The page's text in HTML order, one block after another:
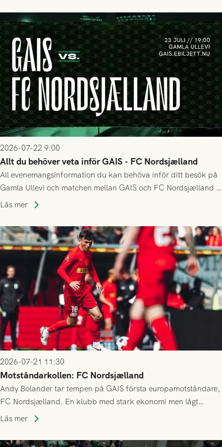
2026-07-22 9:00
Allt du behöver veta inför GAIS - FC Nordsjælland
All evenemangsinformation du kan behöva inför ditt besök på
Gamla Ullevi och matchen mellan GAIS och FC Nordsjælland i
kvalet till Conference League! Avspark kl 19.00 på torsdag
Läs mer
2026-07-21 11:30
Motståndarkollen: FC Nordsjælland
Andy Bolander tar tempen på GAIS första europamotståndare,
FC Nordsjælland. En klubb med stark ekonomi men lågt
publiksnitt, ett lag med både kollektiv styrka och individuell
Läs mer